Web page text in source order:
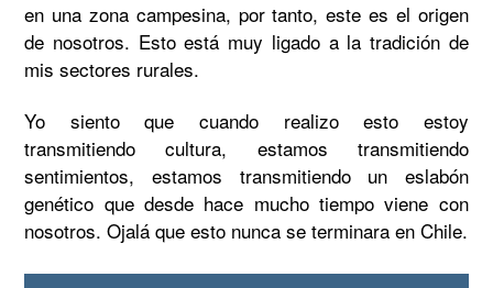
en una zona campesina, por tanto, este es el origen
de nosotros. Esto está muy ligado a la tradición de
mis sectores rurales.
Yo siento que cuando realizo esto estoy
transmitiendo cultura, estamos transmitiendo
sentimientos, estamos transmitiendo un eslabón
genético que desde hace mucho tiempo viene con